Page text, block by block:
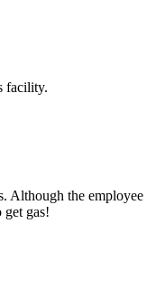
facility.
Although the employee
gas!